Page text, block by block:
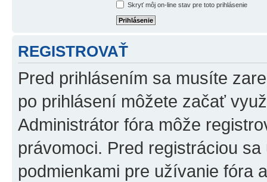
Skryť môj on-line stav pre toto prihlásenie
REGISTROVAŤ
Pred prihlásením sa musíte
po prihlásení môžete začať
Administrátor fóra môže
právomoci. Pred registráciou
podmienkami pre užívanie fóra